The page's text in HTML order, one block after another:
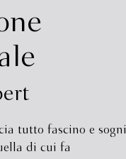
tutto fascino e sogni
di cui fa